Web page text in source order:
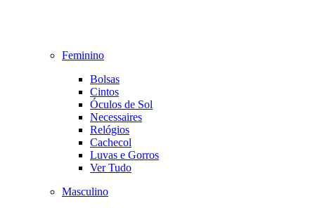
Feminino
Bolsas
Cintos
Óculos de Sol
Necessaires
Relógios
Cachecol
Luvas e Gorros
Ver Tudo
Masculino